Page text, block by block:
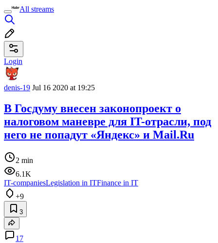
All streams
Login
denis-19 Jul 16 2020 at 19:25
В Госдуму внесен законопроект о
налоговом маневре для IT-отрасли, под
него не попадут «Яндекс» и Mail.Ru
2 min
6.1K
IT-companiesLegislation in ITFinance in IT
+9
3
17